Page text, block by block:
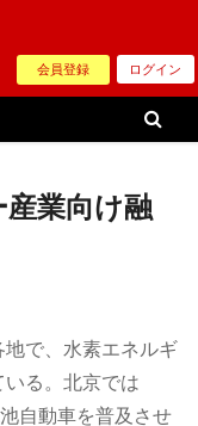
会員登録 ログイン
業向け融
で、水素エネルギ
る。北京では
自動車を普及させ